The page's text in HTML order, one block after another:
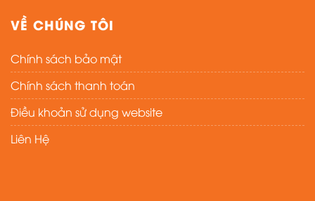
VỀ CHÚNG TÔI
Chính sách bảo mật
Chính sách thanh toán
Điều khoản sử dụng website
Liên Hệ